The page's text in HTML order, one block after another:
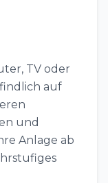
TV oder
auf
und
Anlage ab